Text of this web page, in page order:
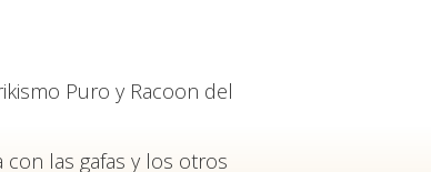
Puro y Racoon del
con las gafas y los otros